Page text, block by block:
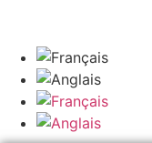
contenu